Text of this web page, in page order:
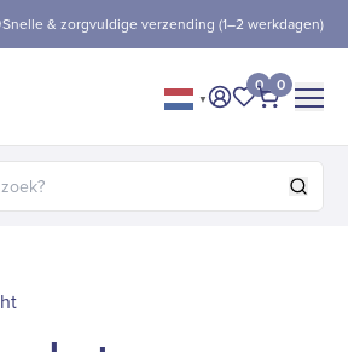
Betaal30 dagen
▼ Mijn account
Mijn
0 0